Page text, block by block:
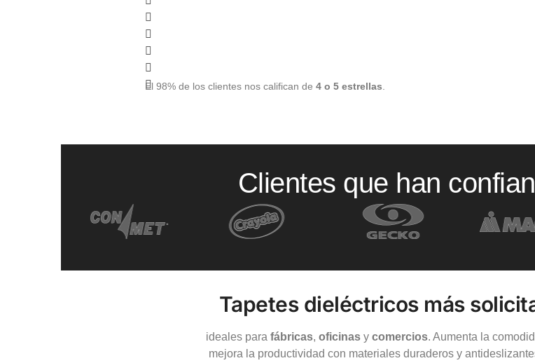
El 98% de los clientes nos califican de 4 o 5 estrellas.
Clientes que han
Tapetes dieléctricos más
ideales parafábricas,oficinas ycomercios. Aumenta la
mejora la productividad con materiales duraderos y